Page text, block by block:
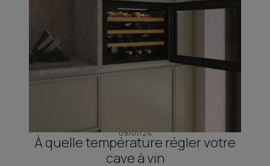
09/01/24
À quelle température régler votre
cave à vin